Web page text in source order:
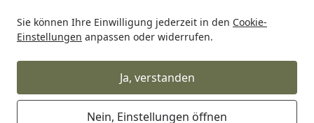
Sie können Ihre Einwilligung jederzeit in den Cookie-
Einstellungen anpassen oder widerrufen.
Ja, verstanden
Nein, Einstellungen öffnen
Startseite
Grill Weber BTM TRAY RAILS W/HDWE 700 (98057)
Weber BTM TRAY RAILS W/HDWE